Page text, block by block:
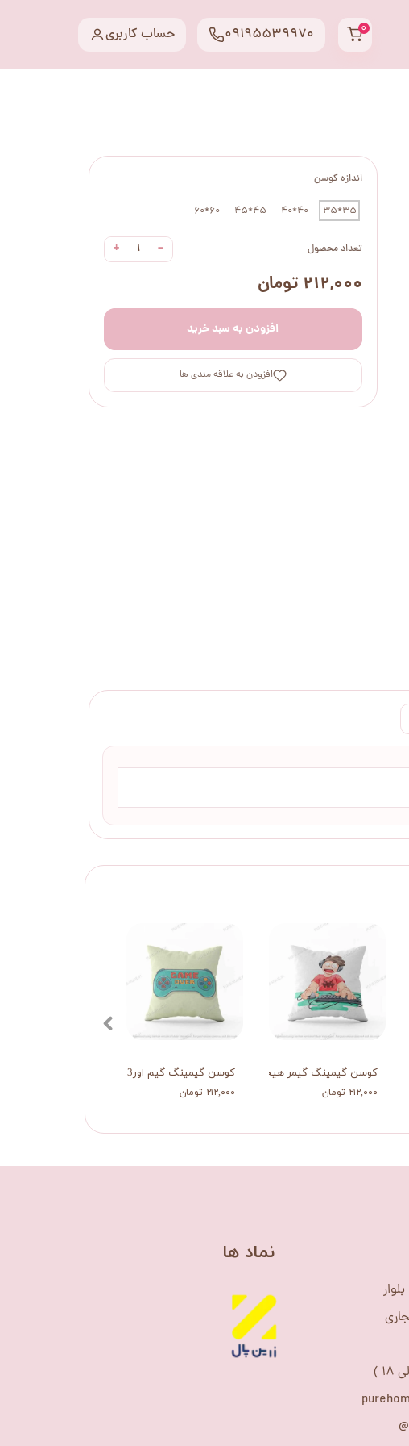
۰ حساب کاربری 09195539970
اندازه کوسن
35*35
40*40
45*45
60*60
تعداد محصول −
+
۲۱۲,۰۰۰ تومان
افزودن به سبد خرید
افزودن به علاقه مندی ها
کوسن گیمینگ گیم اور3
۲۱۲,۰۰۰ تومان
کوسن گیمینگ گیمر هیجانی
۲۱۲,۰۰۰ تومان
​نماد ها